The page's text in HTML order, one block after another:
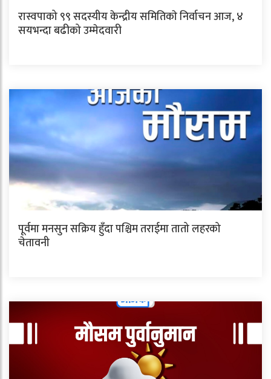
रास्वपाको ९९ सदस्यीय केन्द्रीय समितिकाे निर्वाचन आज, ४
सयभन्दा बढीको उम्मेदवारी
पूर्वमा मनसुन सक्रिय हुँदा पश्चिम तराईमा तातो लहरको
चेतावनी